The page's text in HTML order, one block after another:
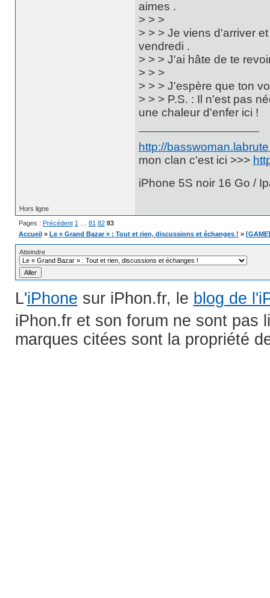
aimes .
> > >
> > > Je viens d'arriver
vendredi .
> > > J'ai hâte de te
> > >
> > > J'espère que ton
> > > P.S. : Il n'est pas
une chaleur d'enfer ici !
http://
mon clan c'est ici >>>
iPhone 5S noir 16 Go /
Hors ligne
Pages : Précédent 1 81 82 83
Accueil » Le « Grand Bazar » : Tout et rien, discussions et échanges ! »
Atteindre
L'iPhone sur iPhon.fr, le blog de
iPhon.fr et son forum ne sont pas
marques citées sont la propriété